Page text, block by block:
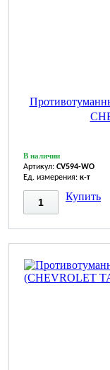
В наличии
Артикул: CV594-WO
Ед. измерения: к-т
Купить